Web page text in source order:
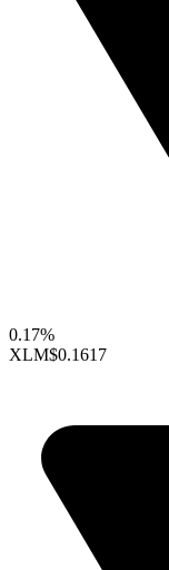
0.17%
XLM$0.1617